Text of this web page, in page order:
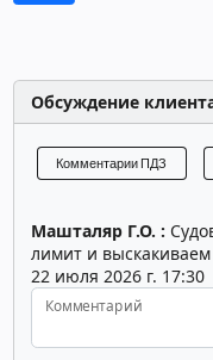
Обсуждение
Комментарии ПДЗ
Машталяр Г.О. :
лимит и
22 июля 2026 г. 17:30
Комментарий